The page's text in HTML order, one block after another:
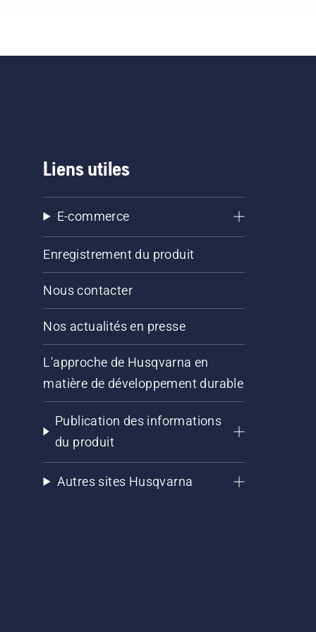
Liens utiles
E-commerce
Enregistrement du produit
Nous contacter
Nos actualités en presse
L'approche de Husqvarna en
matière de développement durable
Publication des informations
du produit
Autres sites Husqvarna